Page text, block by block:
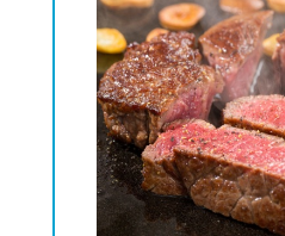
“เคโชเด็น ศาลเจ้าอุเ
วัฒนธรรมที่สำคัญจำน
เครื่องใช้ของตระกูลอุ
ประวัติศาสตร์ไม่ควร
เกราะชื่อดังที่ดีไซน์มา
ของนายพลผู้ชำนาญทั้
ว่านาโอเอะ คาเนสึงุด้